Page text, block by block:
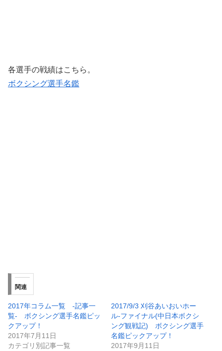
各選手の戦績はこちら。
ボクシング選手名鑑
関連
2017年コラム一覧 -記事一
覧- ボクシング選手名鑑ピッ
クアップ！
2017年7月11日
カテゴリ別記事一覧
2017/9/3 刈谷あいおいホー
ル-ファイナル(中日本ボクシ
ング観戦記) ボクシング選手
名鑑ピックアップ！
2017年9月11日